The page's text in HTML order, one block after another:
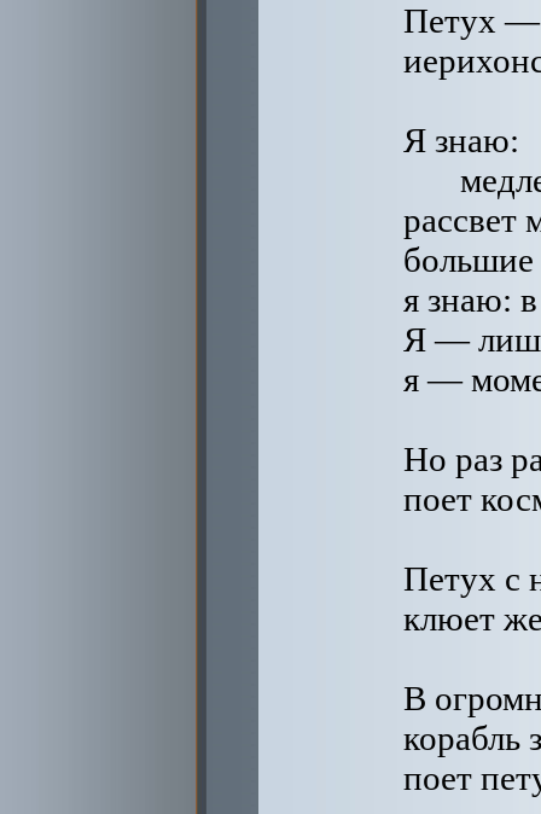
Петух —
Я знаю:
рассвет
я знаю:
Я —
я —
Но раз
поет
Петух с
клюет
В
корабль
поет